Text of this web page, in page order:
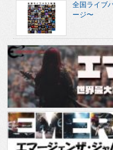
全国ライブ
ージ〜